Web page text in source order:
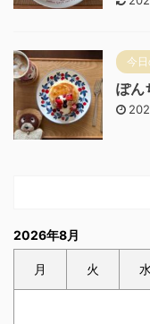
今
ぽん
2026年8月
月 火 水